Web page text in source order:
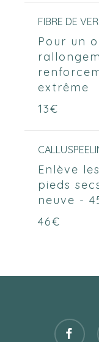
FIBRE DE
Pour un
extrême
13€
Enlève
pieds
neuve -
46€